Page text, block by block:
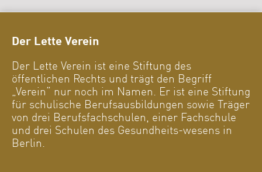
Der Lette Verein
Der Lette Verein ist eine Stiftung des
öffentlichen Rechts und trägt den Begriff
„Verein“ nur noch im Namen. Er ist eine Stiftung
für schulische Berufsausbildungen sowie Träger
von drei Berufsfachschulen, einer Fachschule
und drei Schulen des Gesundheits-wesens in
Berlin.